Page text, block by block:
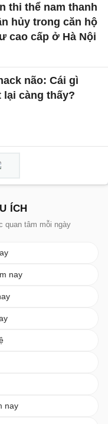
thi thể nam thanh
hủy trong căn hộ
cao cấp ở Hà Nội
não: Cái gì
lại càng thấy?
ÍCH
quan tâm mỗi ngày
nay
nay